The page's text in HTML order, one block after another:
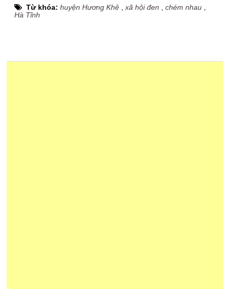
Từ khóa:huyện Hương Khê ,xã hội đen ,chém nhau
Hà Tĩnh